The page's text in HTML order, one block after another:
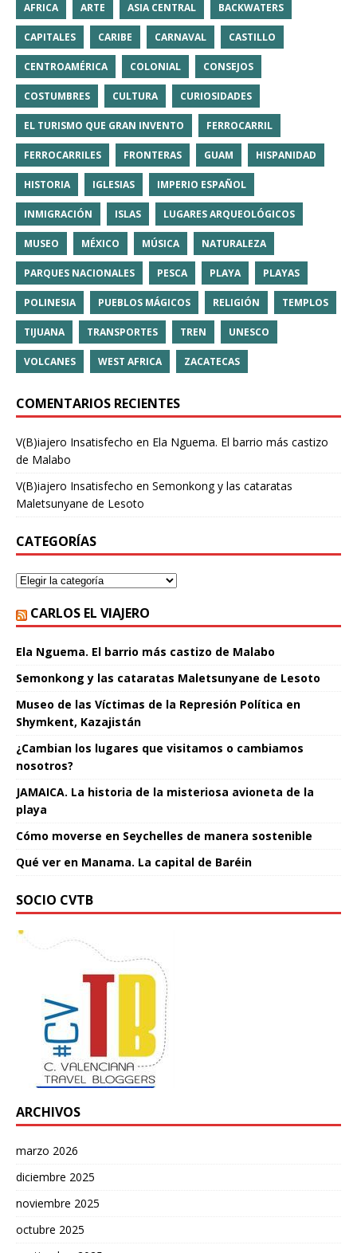
AFRICA ARTE ASIA CENTRAL BACKWATERS
CAPITALES CARIBE CARNAVAL CASTILLO
CENTROAMÉRICA COLONIAL CONSEJOS
COSTUMBRES CULTURA CURIOSIDADES
EL TURISMO QUE GRAN INVENTO FERROCARRIL
FERROCARRILES FRONTERAS GUAM HISPANIDAD
HISTORIA IGLESIAS IMPERIO ESPAÑOL
INMIGRACIÓN ISLAS LUGARES ARQUEOLÓGICOS
MUSEO MÉXICO MÚSICA NATURALEZA
PARQUES NACIONALES PESCA PLAYA PLAYAS
POLINESIA PUEBLOS MÁGICOS RELIGIÓN TEMPLOS
TIJUANA TRANSPORTES TREN UNESCO
VOLCANES WEST AFRICA ZACATECAS
COMENTARIOS RECIENTES
V(B)iajero Insatisfecho en Ela Nguema. El barrio más castizo
de Malabo
V(B)iajero Insatisfecho en Semonkong y las cataratas
Maletsunyane de Lesoto
CATEGORÍAS
CARLOS EL VIAJERO
Ela Nguema. El barrio más castizo de Malabo
Semonkong y las cataratas Maletsunyane de Lesoto
Museo de las Víctimas de la Represión Política en
Shymkent, Kazajistán
¿Cambian los lugares que visitamos o cambiamos
nosotros?
JAMAICA. La historia de la misteriosa avioneta de la
playa
Cómo moverse en Seychelles de manera sostenible
Qué ver en Manama. La capital de Baréin
SOCIO CVTB
ARCHIVOS
marzo 2026
diciembre 2025
noviembre 2025
octubre 2025